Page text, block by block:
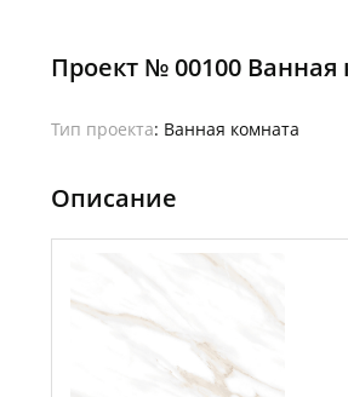
Проект № 00100 Ванная
Тип проекта: Ванная комната
Описание